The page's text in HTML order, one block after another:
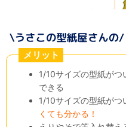
メリット
1/10サイズの型紙がつ
できる
1/10サイズの型紙がつ
くても分かる！